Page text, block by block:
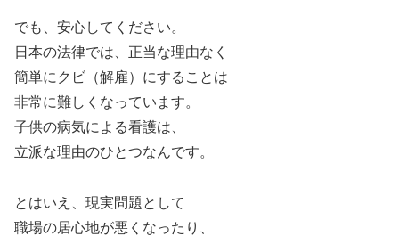
でも、安心してください。
日本の法律では、正当な理由なく
簡単にクビ（解雇）にすることは
非常に難しくなっています。
子供の病気による看護は、
立派な理由のひとつなんです。
とはいえ、現実問題として
職場の居心地が悪くなったり、